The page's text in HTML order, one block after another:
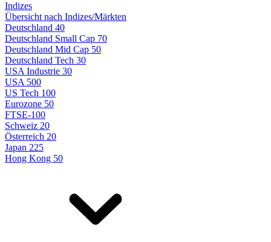
Indizes
Übersicht nach Indizes/Märkten
Deutschland 40
Deutschland Small Cap 70
Deutschland Mid Cap 50
Deutschland Tech 30
USA Industrie 30
USA 500
US Tech 100
Eurozone 50
FTSE-100
Schweiz 20
Österreich 20
Japan 225
Hong Kong 50